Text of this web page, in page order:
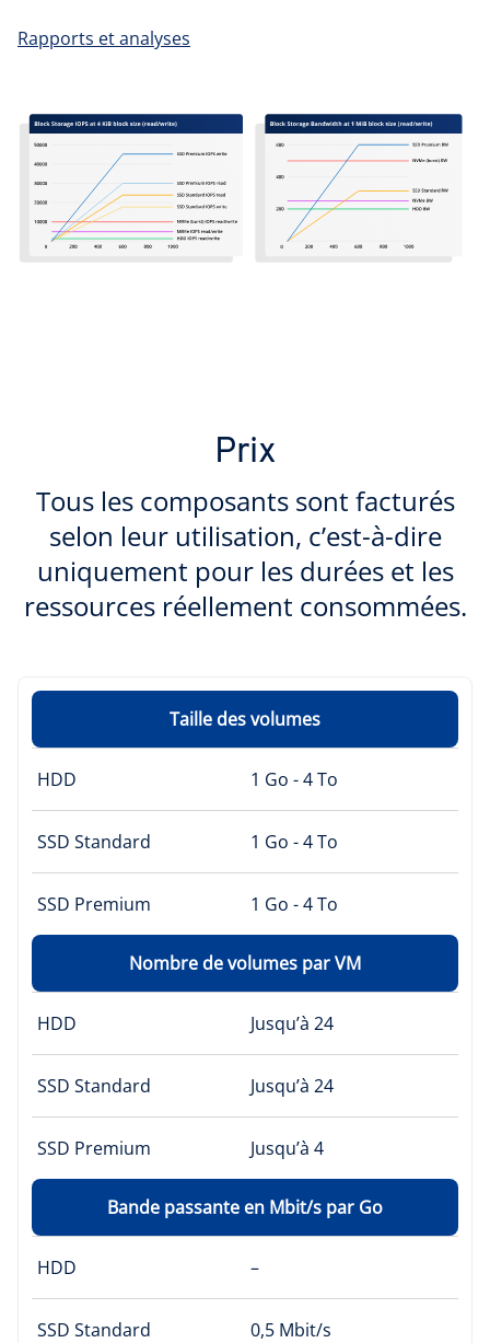
Rapports et analyses
Prix
Tous les composants sont facturés
selon leur utilisation, c’est-à-dire
uniquement pour les durées et les
ressources réellement consommées.
Taille des volumes
HDD 1 Go - 4 To
SSD Standard 1 Go - 4 To
SSD Premium 1 Go - 4 To
Nombre de volumes par VM
HDD Jusqu’à 24
SSD Standard Jusqu’à 24
SSD Premium Jusqu’à 4
Bande passante en Mbit/s par Go
HDD –
SSD Standard 0,5 Mbit/s